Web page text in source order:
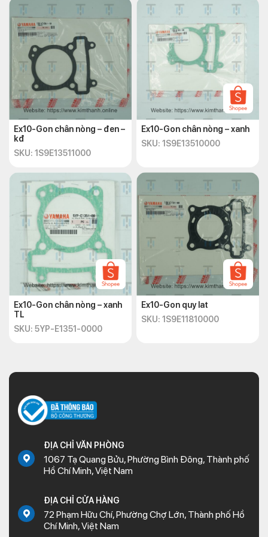
Ex10-Gon chân nòng – đen –
kđ
SKU: 1S9E13511000
Ex10-Gon chân nòng – xanh
SKU: 1S9E13510000
Ex10-Gon chân nòng – xanh
TL
SKU: 5YP-E1351-0000
Ex10-Gon quy lat
SKU: 1S9E11810000
ĐỊA CHỈ VĂN PHÒNG
1067 Tạ Quang Bửu, Phường Bình Đông, Thành phố
Hồ Chí Minh, Việt Nam
ĐỊA CHỈ CỬA HÀNG
72 Phạm Hữu Chí, Phường Chợ Lớn, Thành phố Hồ
Chí Minh, Việt Nam